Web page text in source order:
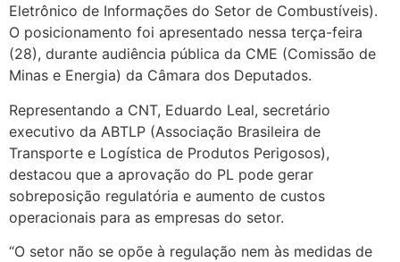
Eletrônico de Informações do Setor de Combustíveis).
O posicionamento foi apresentado nessa terça-feira
(28), durante audiência pública da CME (Comissão de
Minas e Energia) da Câmara dos Deputados.
Representando a CNT, Eduardo Leal, secretário
executivo da ABTLP (Associação Brasileira de
Transporte e Logística de Produtos Perigosos),
destacou que a aprovação do PL pode gerar
sobreposição regulatória e aumento de custos
operacionais para as empresas do setor.
“O setor não se opõe à regulação nem às medidas de